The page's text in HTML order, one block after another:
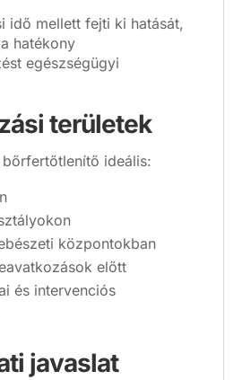
idő mellett fejti ki hatását,
hatékony
egészségügyi
területek
ideális:
központokban
előtt
és intervenciós
javaslat